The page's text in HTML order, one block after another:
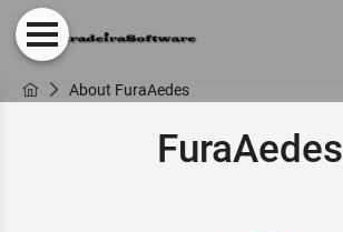
About FuraAedes
FuraAedes